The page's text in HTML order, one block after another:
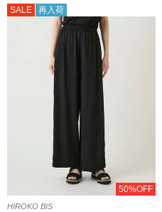
SALE 再入荷
50%OFF
HIROKO BIS